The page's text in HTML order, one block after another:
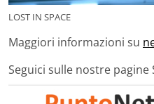
LOST IN SPACE
Maggiori informazioni su
Seguici sulle nostre pagine